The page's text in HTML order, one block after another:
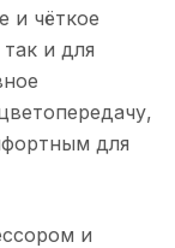
и чёткое
и для
для
и